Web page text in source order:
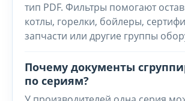
тип PDF. Фильтры помогают
котлы, горелки, бойлеры,
запчасти или другие группы
Почему документы
по сериям?